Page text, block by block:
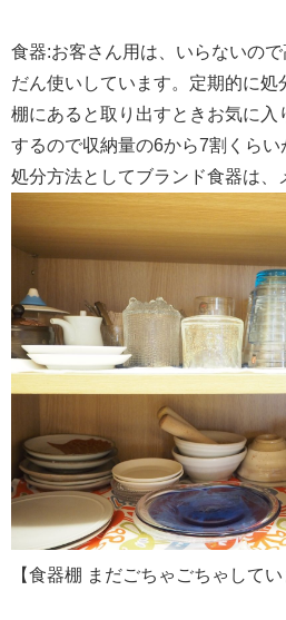
食器:お客さん用は、いらないの
だん使いしています。定期的に処
棚にあると取り出すときお気に入
するので収納量の6から7割くらい
処分方法としてブランド食器は、
【食器棚 まだごちゃごちゃしてい